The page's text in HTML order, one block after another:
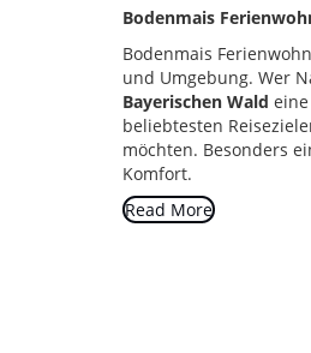
Bodenmais
Bodenmais
und Umgebung. Wer
Bayerischen Wald
beliebtesten
möchten. Besonders
Komfort.
Read More